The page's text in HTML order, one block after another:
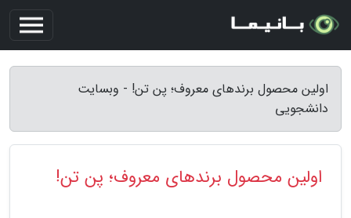
اولین محصول برندهای معروف؛ پن تن! - وبسایت
دانشجویی
اولین محصول برندهای معروف؛ پن تن!